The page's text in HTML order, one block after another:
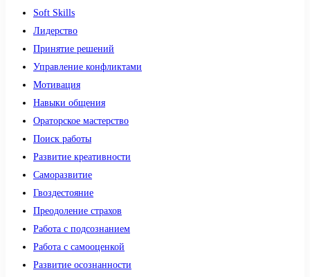
Soft Skills
Лидерство
Принятие решений
Управление конфликтами
Мотивация
Навыки общения
Ораторское мастерство
Поиск работы
Развитие креативности
Саморазвитие
Гвоздестояние
Преодоление страхов
Работа с подсознанием
Работа с самооценкой
Развитие осознанности